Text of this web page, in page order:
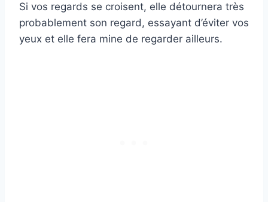
Si vos regards se croisent, elle détournera très
probablement son regard, essayant d’éviter vos
yeux et elle fera mine de regarder ailleurs.